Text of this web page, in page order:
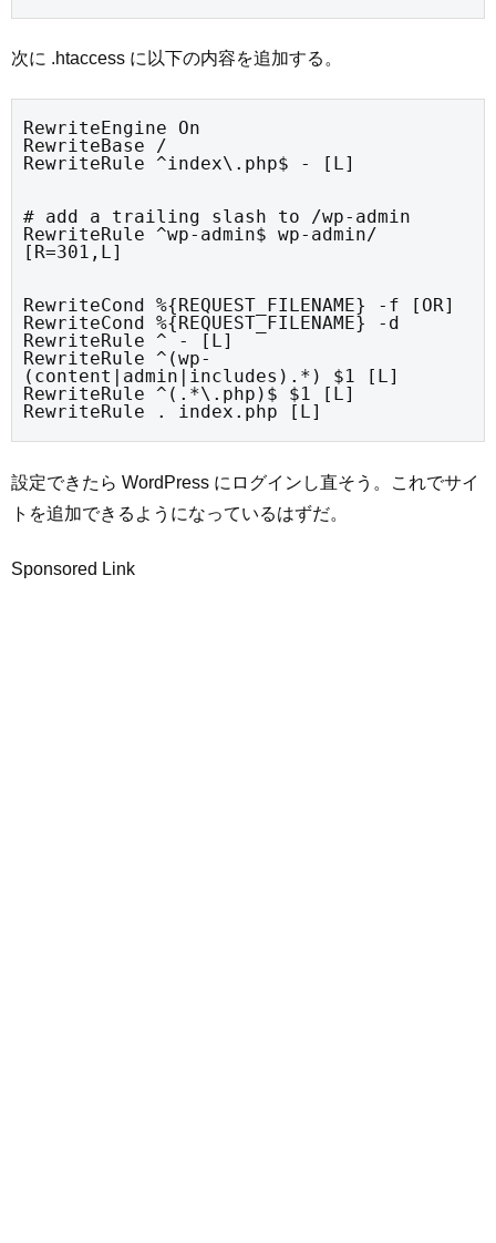
次に .htaccess に以下の内容を追加する。
RewriteEngine On
RewriteBase /
RewriteRule ^index\.php$ - [L]
# add a trailing slash to /wp-admin
RewriteRule ^wp-admin$ wp-admin/
[R=301,L]
RewriteCond %{REQUEST_FILENAME} -f [OR]
RewriteCond %{REQUEST_FILENAME} -d
RewriteRule ^ - [L]
RewriteRule ^(wp-
(content|admin|includes).*) $1 [L]
RewriteRule ^(.*\.php)$ $1 [L]
RewriteRule . index.php [L]
設定できたら WordPress にログインし直そう。これでサイ
トを追加できるようになっているはずだ。
Sponsored Link